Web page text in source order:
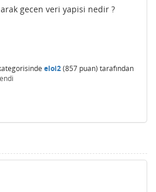
gecen veri yapisi nedir ?
eloi2(857 puan) tarafından